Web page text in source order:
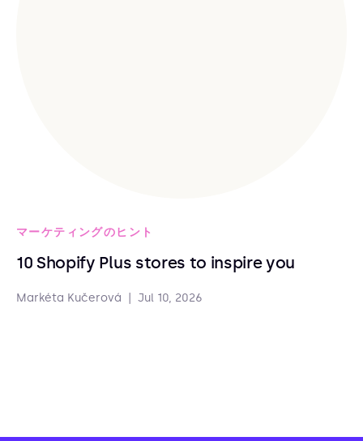
マーケティングのヒント
10 Shopify Plus stores to inspire you
Markéta Kučerová Jul 10, 2026